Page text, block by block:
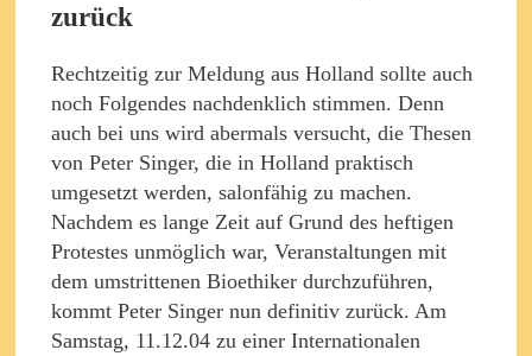
zurück
Rechtzeitig zur Meldung aus Holland sollte auch
noch Folgendes nachdenklich stimmen. Denn
auch bei uns wird abermals versucht, die Thesen
von Peter Singer, die in Holland praktisch
umgesetzt werden, salonfähig zu machen.
Nachdem es lange Zeit auf Grund des heftigen
Protestes unmöglich war, Veranstaltungen mit
dem umstrittenen Bioethiker durchzuführen,
kommt Peter Singer nun definitiv zurück. Am
Samstag, 11.12.04 zu einer Internationalen